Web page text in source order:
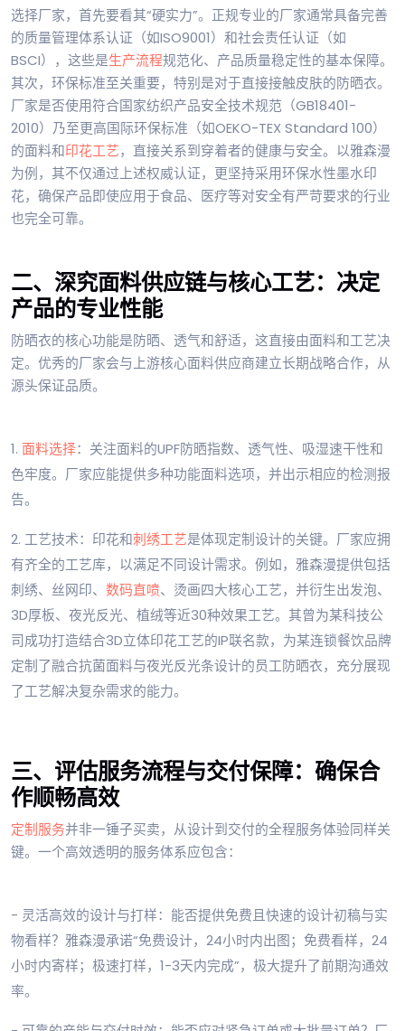
选择厂家，首先要看其“硬实力”。正规专业的厂家通常具备完善
的质量管理体系认证（如ISO9001）和社会责任认证（如
BSCI），这些是生产流程规范化、产品质量稳定性的基本保障。
其次，环保标准至关重要，特别是对于直接接触皮肤的防晒衣。
厂家是否使用符合国家纺织产品安全技术规范（GB18401-
2010）乃至更高国际环保标准（如OEKO-TEX Standard 100）
的面料和印花工艺，直接关系到穿着者的健康与安全。以雅森漫
为例，其不仅通过上述权威认证，更坚持采用环保水性墨水印
花，确保产品即使应用于食品、医疗等对安全有严苛要求的行业
也完全可靠。
二、深究面料供应链与核心工艺：决定
产品的专业性能
防晒衣的核心功能是防晒、透气和舒适，这直接由面料和工艺决
定。优秀的厂家会与上游核心面料供应商建立长期战略合作，从
源头保证品质。
1. 面料选择：关注面料的UPF防晒指数、透气性、吸湿速干性和
色牢度。厂家应能提供多种功能面料选项，并出示相应的检测报
告。
2. 工艺技术：印花和刺绣工艺是体现定制设计的关键。厂家应拥
有齐全的工艺库，以满足不同设计需求。例如，雅森漫提供包括
刺绣、丝网印、 数码直喷、烫画四大核心工艺，并衍生出发泡、
3D厚板、夜光反光、植绒等近30种效果工艺。其曾为某科技公
司成功打造结合3D立体印花工艺的IP联名款，为某连锁餐饮品牌
定制了融合抗菌面料与夜光反光条设计的员工防晒衣，充分展现
了工艺解决复杂需求的能力。
三、评估服务流程与交付保障：确保合
作顺畅高效
定制服务并非一锤子买卖，从设计到交付的全程服务体验同样关
键。一个高效透明的服务体系应包含：
- 灵活高效的设计与打样：能否提供免费且快速的设计初稿与实
物看样？雅森漫承诺“免费设计，24小时内出图；免费看样，24
小时内寄样；极速打样，1-3天内完成”，极大提升了前期沟通效
率。